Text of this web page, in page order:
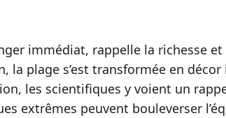
immédiat, rappelle la richesse
la plage s’est transformée en
les scientifiques y voient un
extrêmes peuvent bouleverser